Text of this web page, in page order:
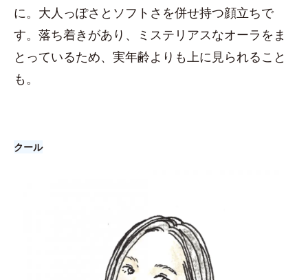
に。大人っぽさとソフトさを併せ持つ顔立ちで
す。落ち着きがあり、ミステリアスなオーラをま
とっているため、実年齢よりも上に見られること
も。
クール